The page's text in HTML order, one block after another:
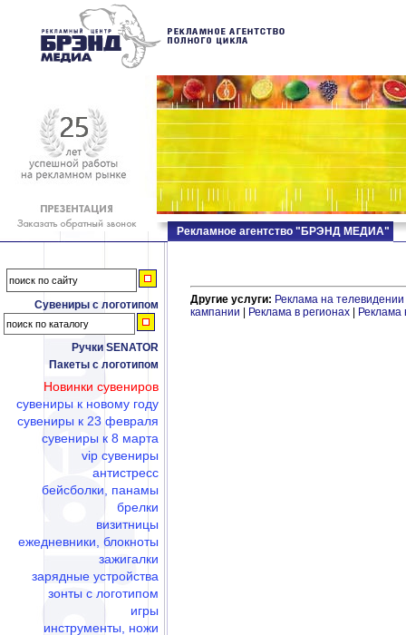
Сувениры с логотипом
Ручки SENATOR
Пакеты с логотипом
Новинки сувениров
сувениры к новому году
сувениры к 23 февраля
сувениры к 8 марта
vip сувениры
антистресс
бейсболки, панамы
брелки
визитницы
ежедневники, блокноты
зажигалки
зарядные устройства
зонты с логотипом
игры
инструменты, ножи
Рекламное агентство "БРЭНД МЕДИА"
Другие услуги: Реклама на телевидении
кампании | Реклама в регионах | Реклама